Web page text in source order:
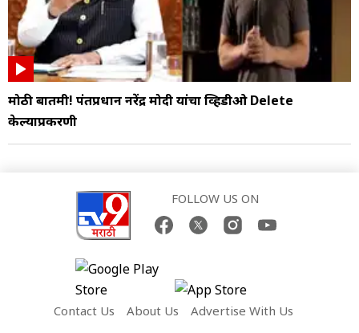
मोठी बातमी! पंतप्रधान नरेंद्र मोदी यांचा व्हिडीओ Delete
केल्याप्रकरणी
FOLLOW US ON
Contact Us About Us
Advertise With Us